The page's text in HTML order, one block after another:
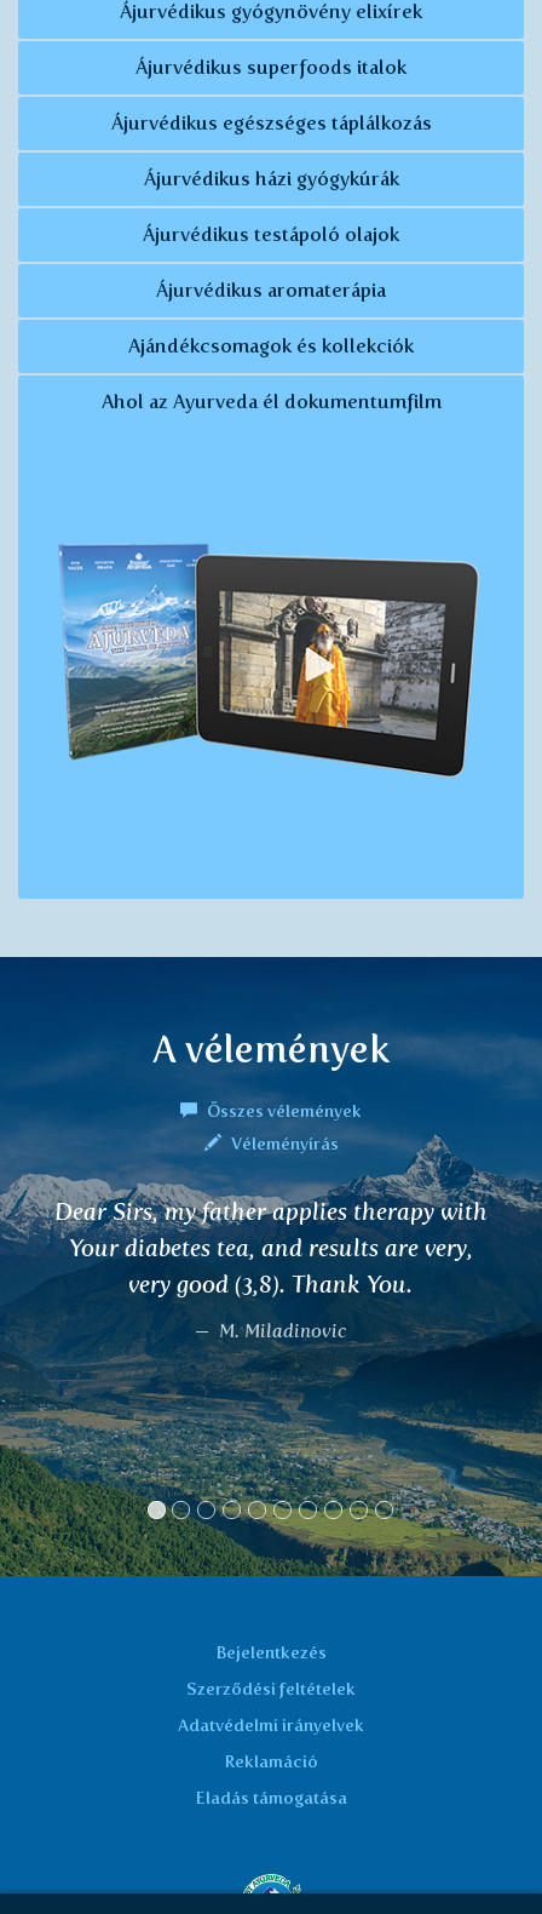
Ájurvédikus gyógynövény elixírek
Ájurvédikus superfoods italok
Ájurvédikus egészséges táplálkozás
Ájurvédikus házi gyógykúrák
Ájurvédikus testápoló olajok
Ájurvédikus aromaterápia
Ajándékcsomagok és kollekciók
Ahol az Ayurveda él dokumentumfilm
A vélemények
Összes vélemények
Véleményírás
Tökéletesség, fantasztikus íz, illat,
ellazulás ... NAGYON AJÁNLOM :-)
Silvie H.
Bejelentkezés
Szerződési feltételek
Adatvédelmi irányelvek
Reklamáció
Eladás támogatása